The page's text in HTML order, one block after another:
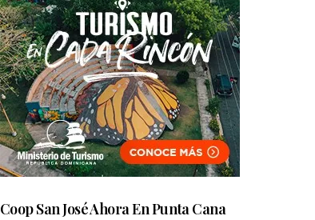
Coop San José Ahora En Punta Cana